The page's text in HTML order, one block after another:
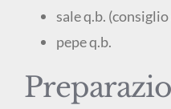
sale q.b.
pepe q.b.